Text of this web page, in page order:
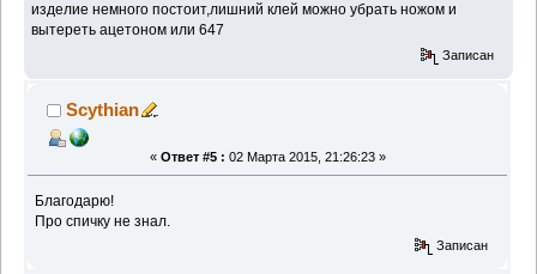
изделие немного постоит,лишний клей можно убрать ножом и
вытереть ацетоном или 647
Записан
Scythian
« Ответ #5 : 02 Марта 2015, 21:26:23 »
Благодарю!
Про спичку не знал.
Записан